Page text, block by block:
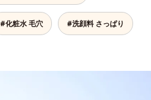
#化粧水 毛穴 #洗顔料 さっぱり